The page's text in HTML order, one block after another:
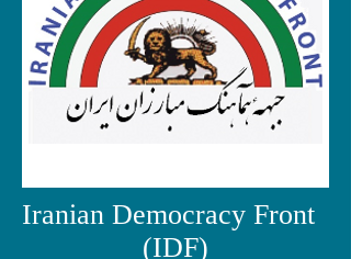
Iranian Democracy Front
(IDF)